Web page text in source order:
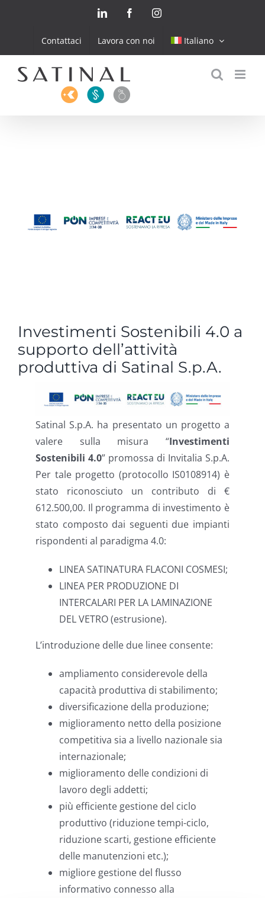
LinkedIn FacebookInstagram
Contattaci Lavora con noi Italiano
Investimenti Sostenibili 4.0 a
supporto dell’attività
produttiva di Satinal S.p.A.
Satinal S.p.A. ha presentato un progetto a
valere sulla misura “Investimenti
Sostenibili 4.0” promossa di Invitalia S.p.A.
Per tale progetto (protocollo IS0108914) è
stato riconosciuto un contributo di €
612.500,00. Il programma di investimento è
stato composto dai seguenti due impianti
rispondenti al paradigma 4.0:
LINEA SATINATURA FLACONI COSMESI;
LINEA PER PRODUZIONE DI
INTERCALARI PER LA LAMINAZIONE
DEL VETRO (estrusione).
L’introduzione delle due linee consente:
ampliamento considerevole della
capacità produttiva di stabilimento;
diversificazione della produzione;
miglioramento netto della posizione
competitiva sia a livello nazionale sia
internazionale;
miglioramento delle condizioni di
lavoro degli addetti;
più efficiente gestione del ciclo
produttivo (riduzione tempi-ciclo,
riduzione scarti, gestione efficiente
delle manutenzioni etc.);
migliore gestione del flusso
informativo connesso alla